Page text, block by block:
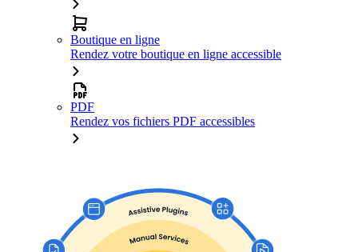
Boutique en ligne
Rendez votre boutique en ligne accessible
PDF
Rendez vos fichiers PDF accessibles